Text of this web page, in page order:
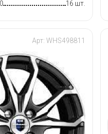
16 шт.
Арт: WHS498811